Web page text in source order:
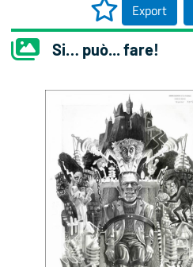
Export
Si… può... fare!